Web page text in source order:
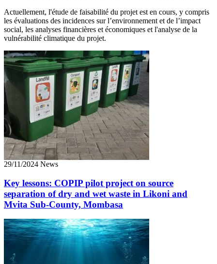
Actuellement, l'étude de faisabilité du projet est en cours, y compris
les évaluations des incidences sur l’environnement et de l’impact
social, les analyses financières et économiques et l'analyse de la
vulnérabilité climatique du projet.
29/11/2024 News
Key lessons: COPIP pilot project on source
separation of dry and wet waste in Likoni and
Mvita Sub-County, Mombasa